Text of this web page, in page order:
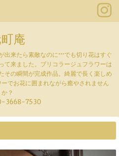
庵
来たら素敵なのに···でも切り花はすぐ
て来ました。ブリコラージュフラワーは
その瞬間が完成作品。綺麗で長く楽しめ
でお花に囲まれながら癒やされません
か？
3668-7530